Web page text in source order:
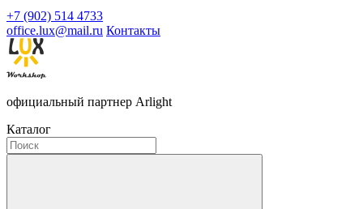
+7 (902) 514 4733
office.lux@mail.ru Контакты
официальный партнер Arlight
Каталог